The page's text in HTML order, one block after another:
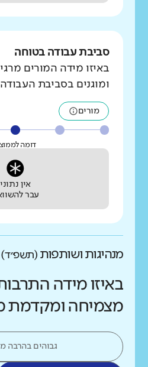
סביבת עבודה בטוחה
באיזו מידה המורים
ומוגנים בסביבת
מורים
דומה
אין נתוני
עבר
מנהיגות ושותפות (תשפ״ד)
באיזו מידה
מצמיחה ומקדמת
גבוהים בהרבה